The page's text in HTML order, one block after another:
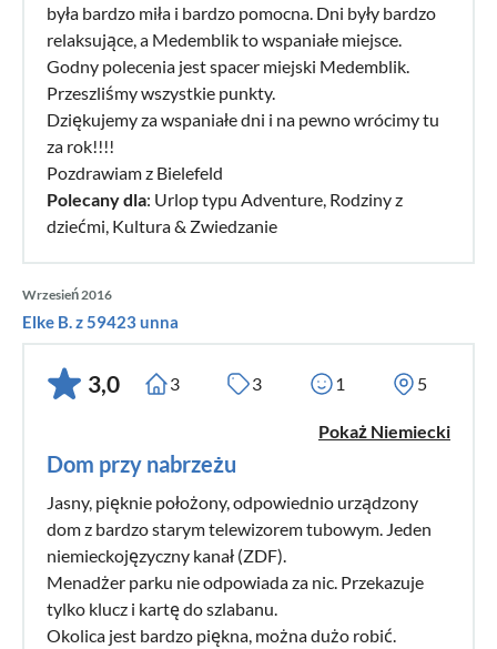
była bardzo miła i bardzo pomocna. Dni były bardzo
relaksujące, a Medemblik to wspaniałe miejsce.
Godny polecenia jest spacer miejski Medemblik.
Przeszliśmy wszystkie punkty.
Dziękujemy za wspaniałe dni i na pewno wrócimy tu
za rok!!!!
Pozdrawiam z Bielefeld
Polecany dla: Urlop typu Adventure, Rodziny z
dziećmi, Kultura & Zwiedzanie
Wrzesień 2016
Elke B. z 59423 unna
3,0 3 3 1 5
Pokaż Niemiecki
Dom przy nabrzeżu
Jasny, pięknie położony, odpowiednio urządzony
dom z bardzo starym telewizorem tubowym. Jeden
niemieckojęzyczny kanał (ZDF).
Menadżer parku nie odpowiada za nic. Przekazuje
tylko klucz i kartę do szlabanu.
Okolica jest bardzo piękna, można dużo robić.